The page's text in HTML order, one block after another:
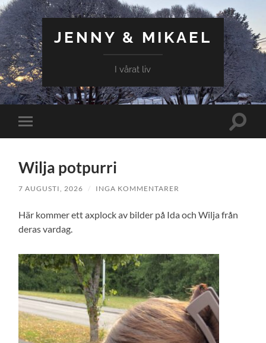
JENNY & MIKAEL
I vårat liv
Slå
på/av
Slå
Wilja potpurri
7 AUGUSTI, 2026 / INGA KOMMENTARER
Här kommer ett axplock av bilder på Ida och Wilja från
deras vardag.